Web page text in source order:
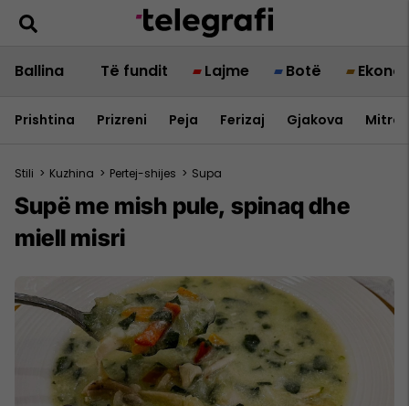
Ballina Të fundit Lajme Botë
Prishtina Prizreni Peja Ferizaj Gjakova
Stili > Kuzhina > Pertej-shijes > Supa
Supë me mish pule, spinaq dhe
miell misri